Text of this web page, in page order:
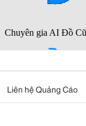
Liên hệ Quảng Cáo